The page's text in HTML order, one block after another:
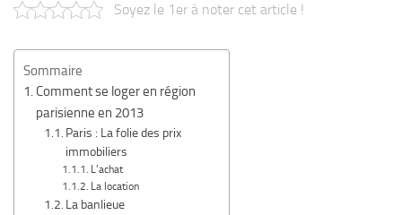
Soyez le 1er à noter cet article !
Sommaire
Comment se loger en région
parisienne en 2013
Paris : La folie des prix
immobiliers
L’achat
La location
La banlieue